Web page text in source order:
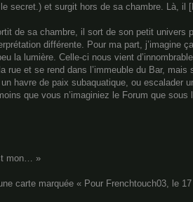
secret.) et surgit hors de sa chambre. Là, il
de sa chambre, il sort de son petit univers
différente. Pour ma part, j’imagine
la lumière. Celle-ci nous vient
et se rend dans l’immeuble du Bar,
havre de paix subaquatique, ou escalader
que vous n’imaginiez le Forum que sous
mon… »
carte marquée « Pour Frenchtouch03, le